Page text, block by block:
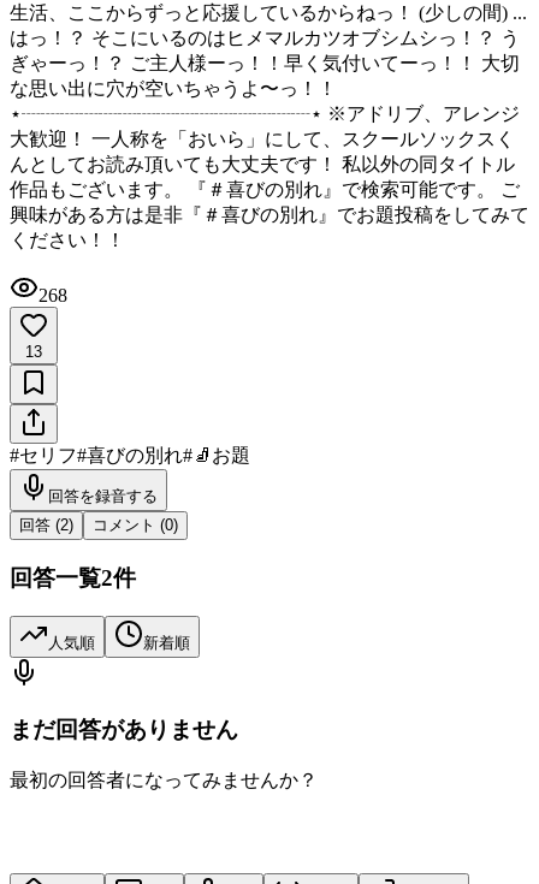
生活、ここからずっと応援しているからねっ！ (少しの間) ...
はっ！？ そこにいるのはヒメマルカツオブシムシっ！？ う
ぎゃーっ！？ ご主人様ーっ！！早く気付いてーっ！！ 大切
な思い出に穴が空いちゃうよ〜っ！！
⋆┈┈┈┈┈┈┈┈┈┈┈┈┈┈┈⋆ ※アドリブ、アレンジ
大歓迎！ 一人称を「おいら」にして、スクールソックスく
んとしてお読み頂いても大丈夫です！ 私以外の同タイトル
作品もございます。 『＃喜びの別れ』で検索可能です。 ご
興味がある方は是非『＃喜びの別れ』でお題投稿をしてみて
ください！！
268
13
#セリフ#喜びの別れ#🧦お題
回答を録音する
回答 (2) コメント (0)
回答一覧2件
人気順 新着順
まだ回答がありません
最初の回答者になってみませんか？